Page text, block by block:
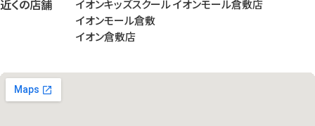
近くの店舗
イオンキッズスクール イオンモール倉敷店
イオンモール倉敷
イオン倉敷店